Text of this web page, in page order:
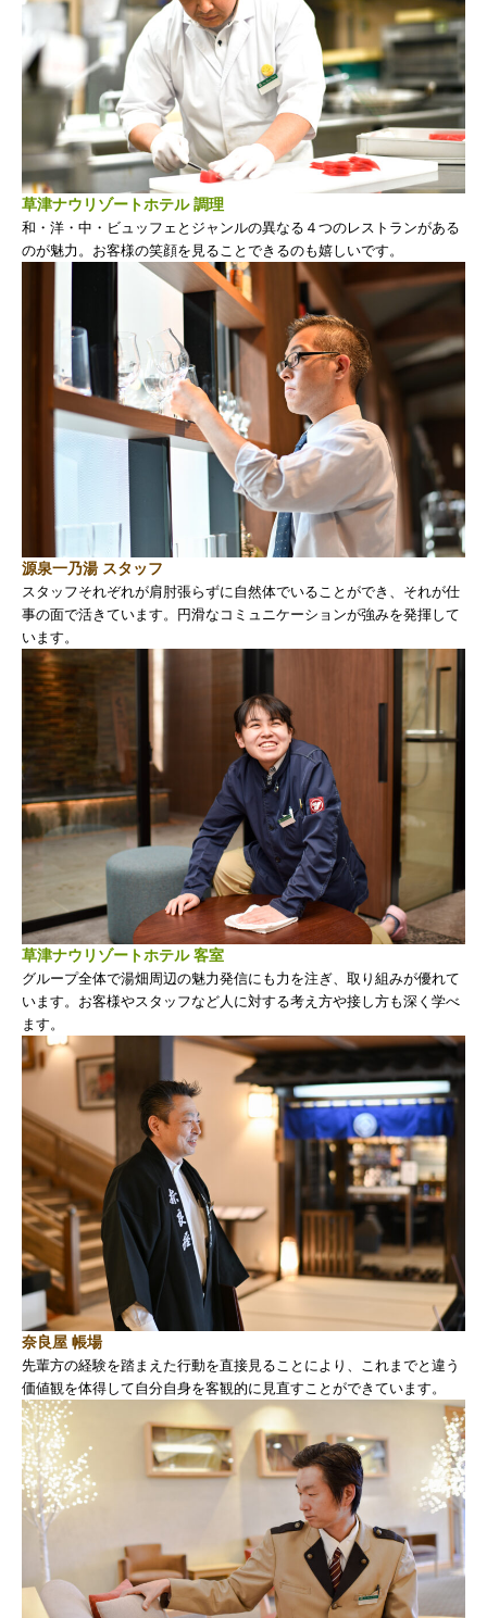
私たちが目指すこと
私たちのフィールド
私たちの仕事
草津ナウリゾートホテル 調理
和・洋・中・ビュッフェとジャンルの異なる４つのレストランがある
のが魅力。お客様の笑顔を見ることできるのも嬉しいです。
源泉一乃湯 スタッフ
スタッフそれぞれが肩肘張らずに自然体でいることができ、それが仕
事の面で活きています。円滑なコミュニケーションが強みを発揮して
います。
草津ナウリゾートホテル 客室
グループ全体で湯畑周辺の魅力発信にも力を注ぎ、取り組みが優れて
います。お客様やスタッフなど人に対する考え方や接し方も深く学べ
ます。
奈良屋 帳場
先輩方の経験を踏まえた行動を直接見ることにより、これまでと違う
価値観を体得して自分自身を客観的に見直すことができています。